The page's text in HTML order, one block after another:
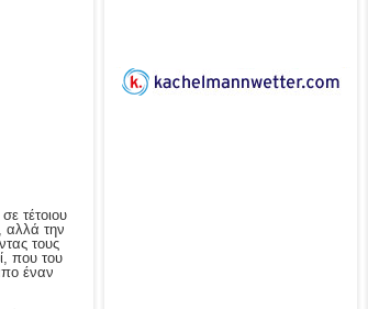
τέτοιου
αλλά την
τους
που του
έναν